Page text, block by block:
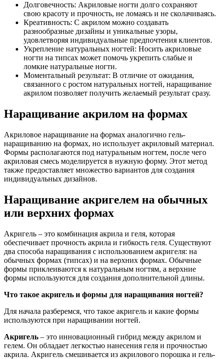
Долговечность: Акриловые ногти долго сохраняют
свою красоту и прочность, не ломаясь и не сколачиваясь.
Креативность: С акрилом можно создавать
разнообразные дизайны и уникальные узоры,
удовлетворяя индивидуальные предпочтения клиентов.
Укрепление натуральных ногтей: Носить акриловые
ногти на типсах может помочь укрепить слабые и
ломкие натуральные ногти.
Моментальный результат: В отличие от ожидания,
связанного с ростом натуральных ногтей, наращивание
акрилом позволяет получить желаемый результат сразу.
Наращивание акрилом на формах
Акриловое наращивание на формах аналогично гель-
наращиванию на формах, но использует акриловый материал.
Формы располагаются под натуральным ногтем, после чего
акриловая смесь моделируется в нужную форму. Этот метод
также предоставляет множество вариантов для создания
индивидуальных дизайнов.
Наращивание акригелем на обычных
или верхних формах
Акригель – это комбинация акрила и геля, которая
обеспечивает прочность акрила и гибкость геля. Существуют
два способа наращивания с использованием акригеля: на
обычных формах (типсах) и на верхних формах. Обычные
формы приклеиваются к натуральным ногтям, а верхние
формы используются для создания дополнительной длины.
Что такое акригель и формы для наращивания ногтей?
Для начала разберемся, что такое акригель и какие формы
используются при наращивании ногтей.
Акригель – это инновационный гибрид между акрилом и
гелем. Он обладает легкостью нанесения геля и прочностью
акрила. Акригель смешивается из акрилового порошка и гель-